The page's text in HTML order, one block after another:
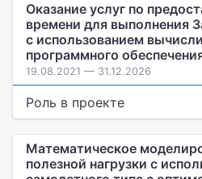
Оказание услуг по
времени для выполнения
с использованием
программного
19.08.2021 — 31.12.2026
Роль в проекте
Математическое
полезной нагрузки с